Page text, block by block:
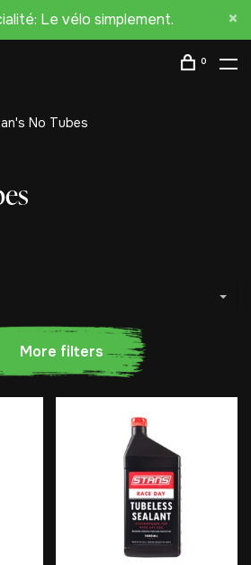
Le vélo simplement.
0
No Tubes
More filters